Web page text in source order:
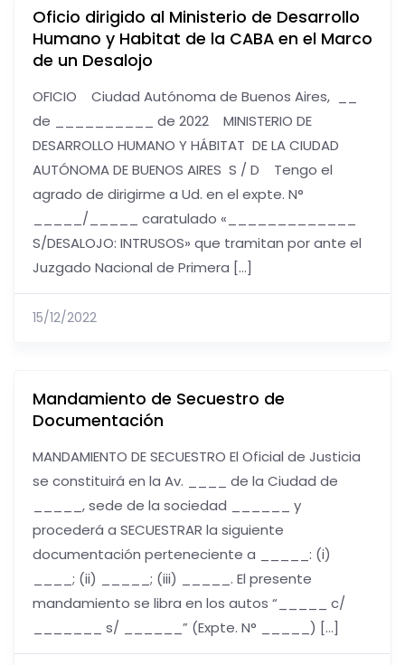
Oficio dirigido al Ministerio de Desarrollo
Humano y Habitat de la CABA en el Marco
de un Desalojo
OFICIO Ciudad Autónoma de Buenos Aires, __
de __________ de 2022 MINISTERIO DE
DESARROLLO HUMANO Y HÁBITAT DE LA CIUDAD
AUTÓNOMA DE BUENOS AIRES S / D Tengo el
agrado de dirigirme a Ud. en el expte. N°
_____/_____ caratulado «_____________
S/DESALOJO: INTRUSOS» que tramitan por ante el
Juzgado Nacional de Primera […]
15/12/2022
Mandamiento de Secuestro de
Documentación
MANDAMIENTO DE SECUESTRO El Oficial de Justicia
se constituirá en la Av. ____ de la Ciudad de
_____, sede de la sociedad ______ y
procederá a SECUESTRAR la siguiente
documentación perteneciente a _____: (i)
____; (ii) _____; (iii) _____. El presente
mandamiento se libra en los autos “_____ c/
_______ s/ ______” (Expte. N° _____) […]